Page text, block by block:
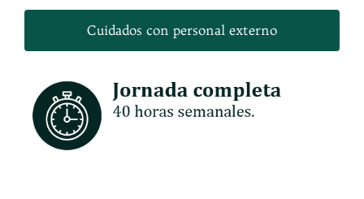
Cuidados con personal externo